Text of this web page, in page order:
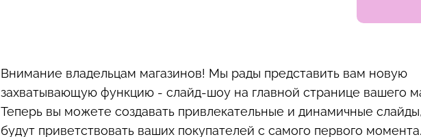
Внимание владельцам магазинов! Мы рады представить вам новую
захватывающую функцию - слайд-шоу на главной странице вашего
Теперь вы можете создавать привлекательные и динамичные
будут приветствовать ваших покупателей с самого первого момента.